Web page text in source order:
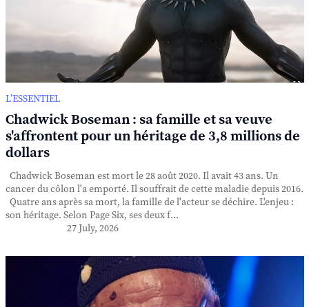
L’ESSENTIEL
Chadwick Boseman : sa famille et sa veuve
s'affrontent pour un héritage de 3,8 millions de
dollars
Chadwick Boseman est mort le 28 août 2020. Il avait 43 ans. Un
cancer du côlon l'a emporté. Il souffrait de cette maladie depuis 2016.
Quatre ans après sa mort, la famille de l'acteur se déchire. L'enjeu :
son héritage. Selon Page Six, ses deux f...
27 July, 2026